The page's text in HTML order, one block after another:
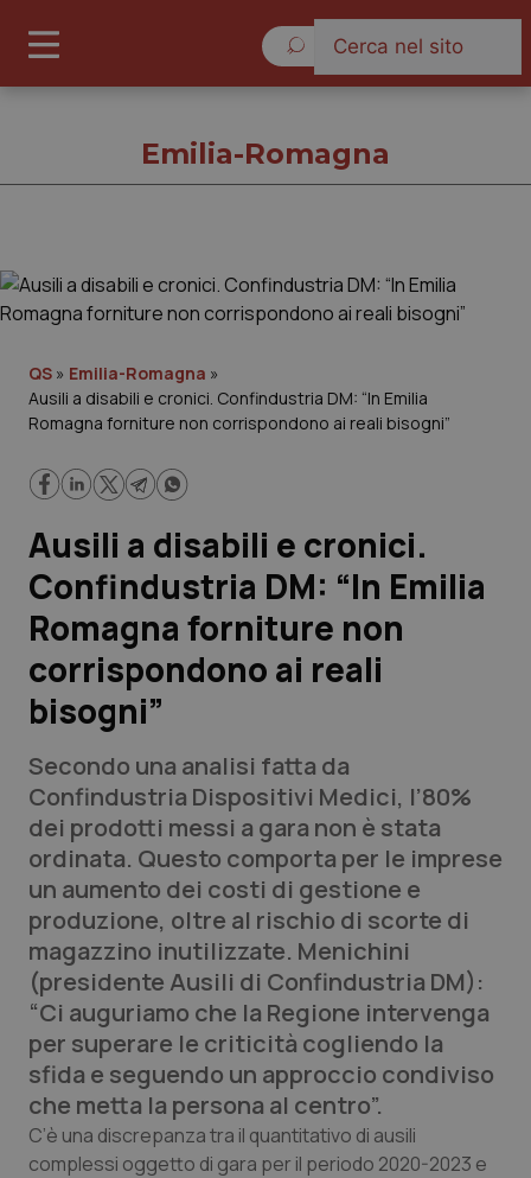
Governo e Parlamento
Regioni e Asl
Lavoro e Professioni
Scienza e Farmaci
Studi e Analisi
Lettere al direttore
Edizioni Regionali
QS Pro
Professionisti Sanitari.AI
Abruzzo
Basilicata
Calabria
Campania
QS Pro Gold
Artrite & artrosi
Asma & BPCO
Car-T
QS Club Newsletter
Emilia-Romagna
QS » Emilia-Romagna »
Ausili a disabili e cronici. Confindustria DM: “In Emilia
Romagna forniture non corrispondono ai reali bisogni”
Ausili a disabili e cronici.
Confindustria DM: “In Emilia
Romagna forniture non
corrispondono ai reali
bisogni”
Secondo una analisi fatta da
Confindustria Dispositivi Medici, l’80%
dei prodotti messi a gara non è stata
ordinata. Questo comporta per le imprese
un aumento dei costi di gestione e
produzione, oltre al rischio di scorte di
magazzino inutilizzate. Menichini
(presidente Ausili di Confindustria DM):
“Ci auguriamo che la Regione intervenga
per superare le criticità cogliendo la
sfida e seguendo un approccio condiviso
che metta la persona al centro”.
C’è una discrepanza tra il quantitativo di ausili
complessi oggetto di gara per il periodo 2020-2023 e